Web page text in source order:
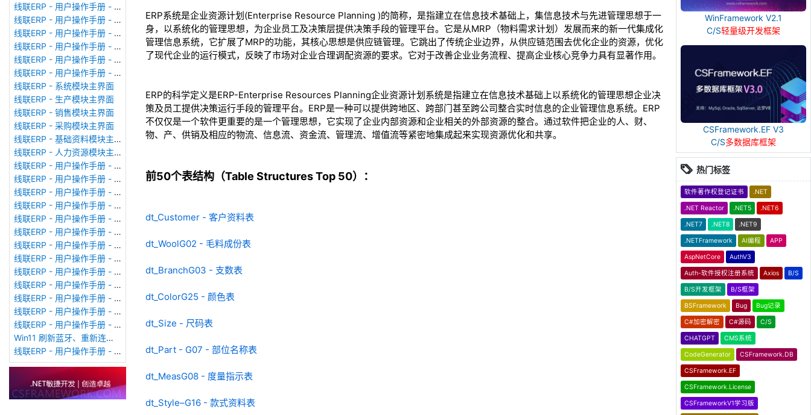
线联ERP - 用户操作手册 - 用户管理
线联ERP - 用户操作手册 - 角色/岗位管理
线联ERP - 用户操作手册 - 暂估入库明细表
线联ERP - 用户操作手册 - 物料收发明细表
线联ERP - 用户操作手册 - 即时库存余额表
线联ERP - 用户操作手册 - 库存账龄分析表
线联ERP - 系统模块主界面
线联ERP - 生产模块主界面
线联ERP - 销售模块主界面
线联ERP - 采购模块主界面
线联ERP - 基础资料模块主界面
线联ERP - 人力资源模块主界面
线联ERP - 用户操作手册 - 个人考勤报表（横向）
线联ERP - 用户操作手册 - 部门考勤报表
线联ERP - 用户操作手册 - 个人考勤报表
线联ERP - 用户操作手册 - 考勤计算
线联ERP - 用户操作手册 - 节假日管理
线联ERP - 用户操作手册 - 请假管理
线联ERP - 用户操作手册 - 补卡管理
线联ERP - 用户操作手册 - 考勤设备管理
线联ERP - 用户操作手册 - 考勤参数配置
线联ERP - 用户操作手册 - 考勤设备绑定
线联ERP - 用户操作手册 - 员工档案
线联ERP - 用户操作手册 - 班次管理
线联ERP - 用户操作手册 - 排班管理
Win11 刷新蓝牙、重新连接蓝牙音响
线联ERP - 用户操作手册 - 成品入库单
ERP系统是企业资源计划(Enterprise Resource Planning )的简称，是指建立在信息技术基础上，集信息技术与先进管理思想于一
身，以系统化的管理思想，为企业员工及决策层提供决策手段的管理平台。它是从MRP（物料需求计划）发展而来的新一代集成化
管理信息系统，它扩展了MRP的功能，其核心思想是供应链管理。它跳出了传统企业边界，从供应链范围去优化企业的资源，优化
了现代企业的运行模式，反映了市场对企业合理调配资源的要求。它对于改善企业业务流程、提高企业核心竞争力具有显著作用。
ERP的科学定义是ERP-Enterprise Resources Planning企业资源计划系统是指建立在信息技术基础上以系统化的管理思想企业决
策及员工提供决策运行手段的管理平台。ERP是一种可以提供跨地区、跨部门甚至跨公司整合实时信息的企业管理信息系统。ERP
不仅仅是一个软件更重要的是一个管理思想，它实现了企业内部资源和企业相关的外部资源的整合。通过软件把企业的人、财、
物、产、供销及相应的物流、信息流、资金流、管理流、增值流等紧密地集成起来实现资源优化和共享。
前50个表结构（Table Structures Top 50）：
dt_Customer - 客户资料表
dt_WoolG02 - 毛料成份表
dt_BranchG03 - 支数表
dt_ColorG25 - 颜色表
dt_Size - 尺码表
dt_Part - G07 - 部位名称表
dt_MeasG08 - 度量指示表
dt_Style–G16 - 款式资料表
WinFramework V2.1
C/S轻量级开发框架
CSFramework.EF V3
C/S多数据库框架
热门标签
软件著作权登记证书 .NET
.NET Reactor .NET5 .NET6
.NET7 .NET8 .NET9
.NETFramework AI编程 APP
AspNetCore AuthV3
Auth-软件授权注册系统 Axios B/S
B/S开发框架 B/S框架
BSFramework Bug Bug记录
C#加密解密 C#源码 C/S
CHATGPT CMS系统
CodeGenerator CSFramework.DB
CSFramework.EF
CSFramework.License
CSFrameworkV1学习版